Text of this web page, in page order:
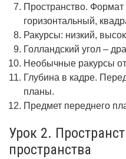
Пространство.
горизонтальный,
Ракурсы: низкий,
Голландский угол –
Необычные ракурсы
Глубина в кадре.
планы.
Предмет переднего
Урок 2.
пространства